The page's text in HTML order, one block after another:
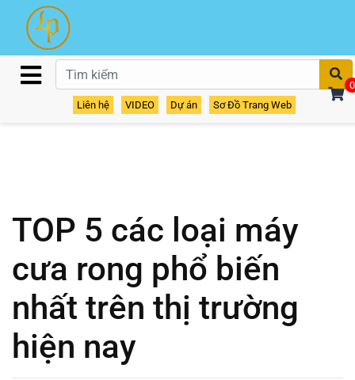
Liên hệ VIDEO Dự án Sơ Đồ Trang Web
0
TOP 5 các loại máy
cưa rong phổ biến
nhất trên thị trường
hiện nay